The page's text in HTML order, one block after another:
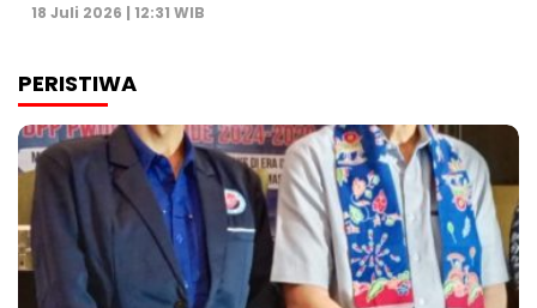
18 Juli 2026 | 12:31 WIB
PERISTIWA